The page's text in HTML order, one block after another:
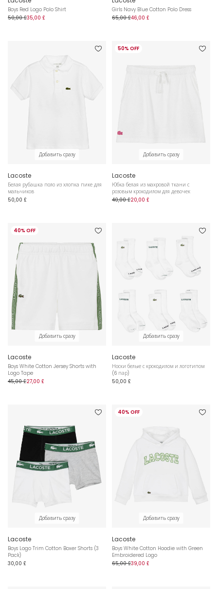
Boys Red Logo Polo Shirt
50,00 £35,00 £
Girls Navy Blue Cotton Polo Dress
65,00 £46,00 £
Добавить сразу
Lacoste
Белая рубашка поло из хлопка пике для
мальчиков
50,00 £
50% OFF
Добавить сразу
Lacoste
Юбка белая из махровой ткани с
розовым крокодилом для девочек
40,00 £20,00 £
40% OFF
Добавить сразу
Lacoste
Boys White Cotton Jersey Shorts with
Logo Tape
45,00 £27,00 £
Добавить сразу
Lacoste
Носки белые с крокодилом и логотипом
(6 пар)
50,00 £
Добавить сразу
Lacoste
Boys Logo Trim Cotton Boxer Shorts (3
Pack)
30,00 £
40% OFF
Добавить сразу
Lacoste
Boys White Cotton Hoodie with Green
Embroidered Logo
65,00 £39,00 £